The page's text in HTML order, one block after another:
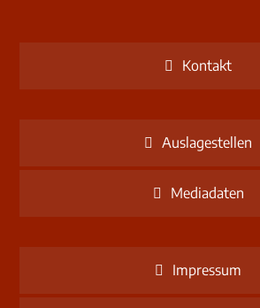
Kontakt
Auslagestellen
Mediadaten
Impressum